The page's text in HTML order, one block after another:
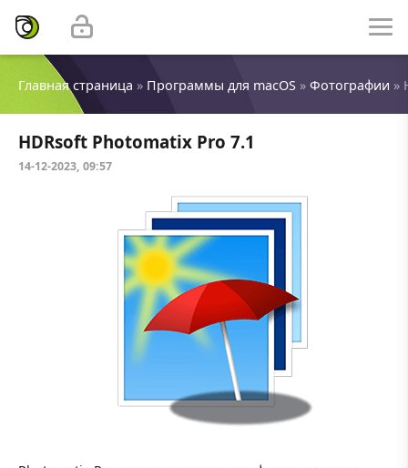
Главная страница » Программы для macOS » Фотографии »
HDRsoft Photomatix Pro 7.1
14-12-2023, 09:57